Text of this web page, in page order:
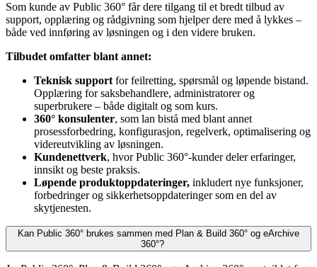
Som kunde av Public 360° får dere tilgang til et bredt tilbud av
support, opplæring og rådgivning som hjelper dere med å lykkes –
både ved innføring av løsningen og i den videre bruken.
Tilbudet omfatter blant annet:
Teknisk supportfor feilretting, spørsmål og løpende bistand.
Opplæring for saksbehandlere, administratorer og
superbrukere – både digitalt og som kurs.
360° konsulenter, som lan bistå med blant annet
prosessforbedring, konfigurasjon, regelverk, optimalisering og
videreutvikling av løsningen.
Kundenettverk, hvor Public 360°-kunder deler erfaringer,
innsikt og beste praksis.
Løpende produktoppdateringer, inkludert nye funksjoner,
forbedringer og sikkerhetsoppdateringer som en del av
skytjenesten.
Kan Public 360° brukes sammen med Plan & Build 360° og eArchive
360°?